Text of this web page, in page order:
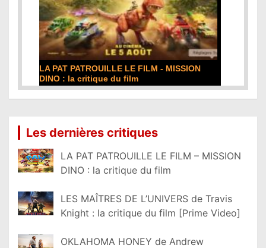
LA PAT PATROUILLE LE FILM - MISSION
DINO : la critique du film
Les dernières critiques
LA PAT PATROUILLE LE FILM – MISSION
DINO : la critique du film
LES MAÎTRES DE L’UNIVERS de Travis
Knight : la critique du film [Prime Video]
OKLAHOMA HONEY de Andrew